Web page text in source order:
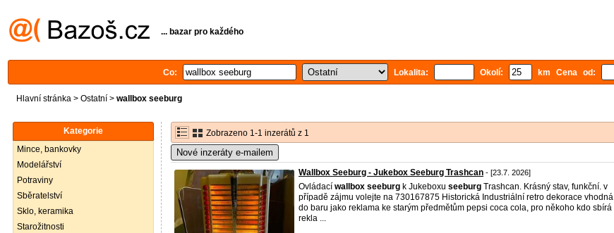
... bazar pro každého
Co: Lokalita: Okolí: km Cena od:
Hlavní stránka > Ostatní > wallbox seeburg
Kategorie
Mince, bankovky
Modelářství
Potraviny
Sběratelství
Sklo, keramika
Starožitnosti
Zobrazeno 1-1 inzerátů z 1
Nové inzeráty e-mailem
Wallbox Seeburg - Jukebox Seeburg Trashcan - [23.7. 2026]
Ovládací wallbox seeburg k Jukeboxu seeburg Trashcan. Krásný stav, funkční. v
případě zájmu volejte na 730167875 Historická Industriální retro dekorace vhodná
do baru jako reklama ke starým předmětům pepsi coca cola, pro někoho kdo sbírá
rekla ...